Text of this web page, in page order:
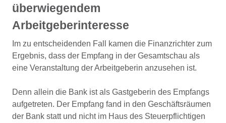
überwiegendem
Arbeitgeberinteresse
Im zu entscheidenden Fall kamen die Finanzrichter zum
Ergebnis, dass der Empfang in der Gesamtschau als
eine Veranstaltung der Arbeitgeberin anzusehen ist.
Denn allein die Bank ist als Gastgeberin des Empfangs
aufgetreten. Der Empfang fand in den Geschäftsräumen
der Bank statt und nicht im Haus des Steuerpflichtigen